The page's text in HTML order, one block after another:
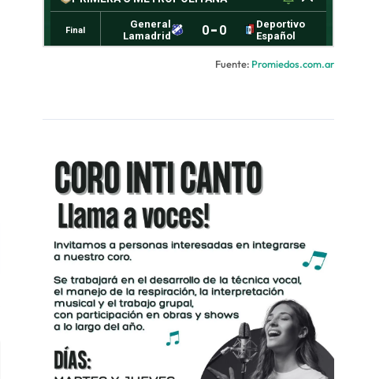
Fuente: Promiedos.com.ar